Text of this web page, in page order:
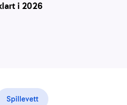
i 2026
Spillevett